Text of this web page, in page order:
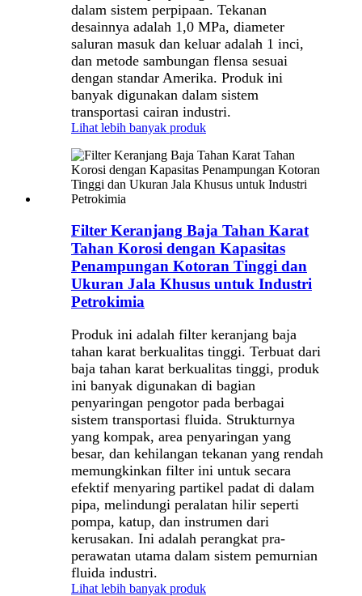
dalam sistem perpipaan. Tekanan
desainnya adalah 1,0 MPa, diameter
saluran masuk dan keluar adalah 1 inci,
dan metode sambungan flensa sesuai
dengan standar Amerika. Produk ini
banyak digunakan dalam sistem
transportasi cairan industri.
Lihat lebih banyak produk
Filter Keranjang Baja Tahan Karat
Tahan Korosi dengan Kapasitas
Penampungan Kotoran Tinggi dan
Ukuran Jala Khusus untuk Industri
Petrokimia
Produk ini adalah filter keranjang baja
tahan karat berkualitas tinggi. Terbuat dari
baja tahan karat berkualitas tinggi, produk
ini banyak digunakan di bagian
penyaringan pengotor pada berbagai
sistem transportasi fluida. Strukturnya
yang kompak, area penyaringan yang
besar, dan kehilangan tekanan yang rendah
memungkinkan filter ini untuk secara
efektif menyaring partikel padat di dalam
pipa, melindungi peralatan hilir seperti
pompa, katup, dan instrumen dari
kerusakan. Ini adalah perangkat pra-
perawatan utama dalam sistem pemurnian
fluida industri.
Lihat lebih banyak produk